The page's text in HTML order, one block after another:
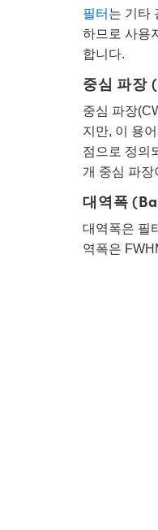
필터 는 기타
하므로 사용
합니다.
중심 파장
중심 파장
지만, 이 용
점으로 정의
개 중심 파
대역폭
대역폭은 필
역폭은